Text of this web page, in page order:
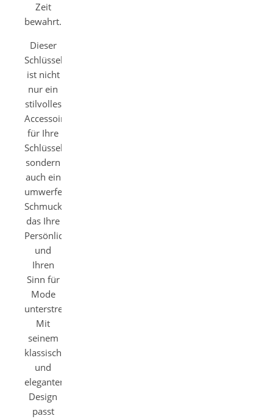
Zeit
bewahrt.
Dieser
Schlüsselanhänger
ist nicht
nur ein
stilvolles
Accessoire
für Ihre
Schlüssel,
sondern
auch ein
umwerfendes
Schmuckstück,
das Ihre
Persönlichkeit
und
Ihren
Sinn für
Mode
unterstreicht.
Mit
seinem
klassischen
und
eleganten
Design
passt